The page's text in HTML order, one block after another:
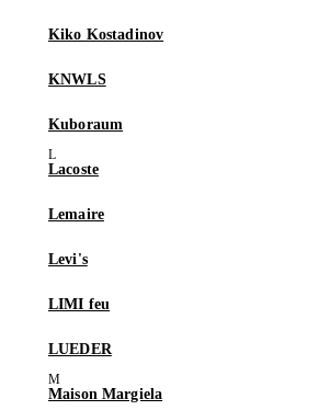
Kiko Kostadinov
KNWLS
Kuboraum
Lacoste
Lemaire
Levi's
LIMI feu
LUEDER
Maison Margiela